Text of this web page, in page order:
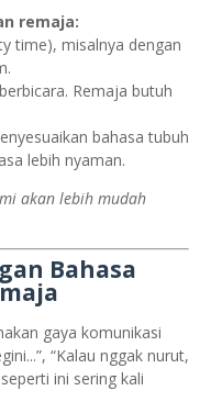
remaja:
time), misalnya dengan
Remaja butuh
bahasa tubuh
lebih nyaman.
akan lebih mudah
Bahasa
gaya komunikasi
“Kalau nggak nurut,
ini sering kali